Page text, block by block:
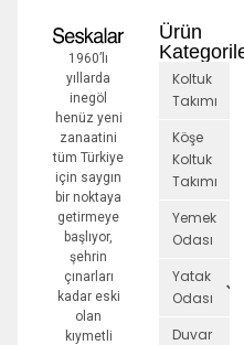
1960’lı
yıllarda
inegöl
henüz yeni
zanaatini
tüm Türkiye
için saygın
bir noktaya
getirmeye
başlıyor,
şehrin
çınarları
kadar eski
olan
kıymetli
Ürün
Koltuk
Takımı
Köşe
Koltuk
Takımı
Yemek
Odası
Yatak
Odası
Duvar